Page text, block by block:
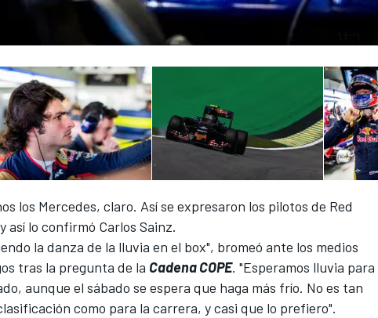
los Mercedes, claro. Así se expresaron los pilotos de Red
y así lo confirmó Carlos Sainz.
la danza de la lluvia en el box", bromeó ante los medios
tras la pregunta de la Cadena COPE. "Esperamos lluvia para
aunque el sábado se espera que haga más frío. No es tan
como para la carrera, y casi que lo prefiero".